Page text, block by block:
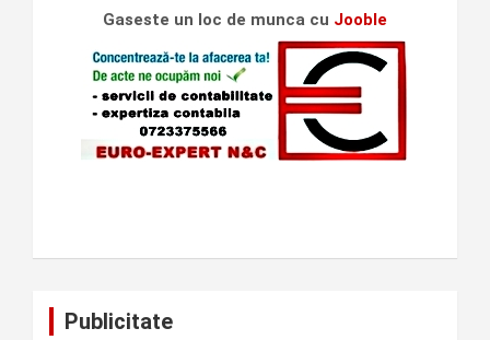
Gaseste un loc de munca cu Jooble
Publicitate